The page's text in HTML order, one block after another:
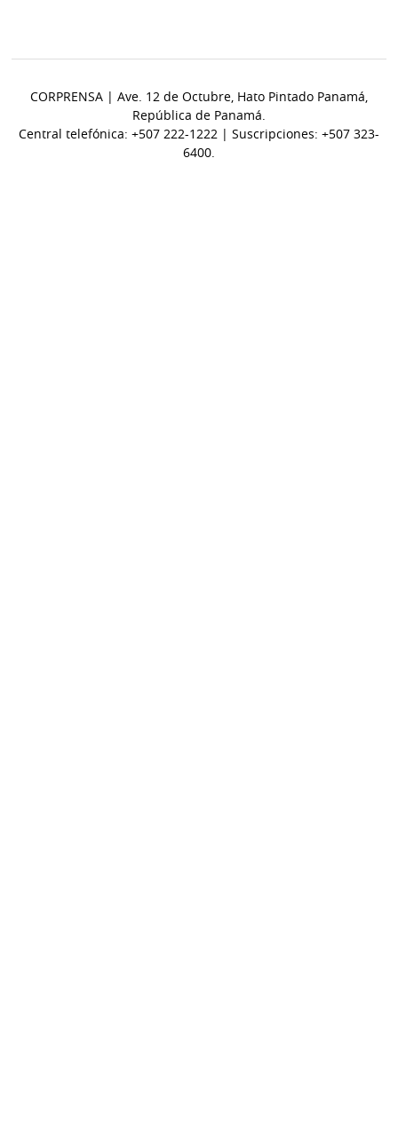
CORPRENSA | Ave. 12 de Octubre, Hato Pintado Panamá,
República de Panamá.
Central telefónica: +507 222-1222 | Suscripciones: +507 323-
6400.